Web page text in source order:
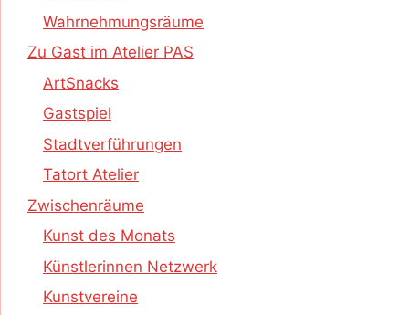
Wahrnehmungsräume
Zu Gast im Atelier PAS
ArtSnacks
Gastspiel
Stadtverführungen
Tatort Atelier
Zwischenräume
Kunst des Monats
Künstlerinnen Netzwerk
Kunstvereine